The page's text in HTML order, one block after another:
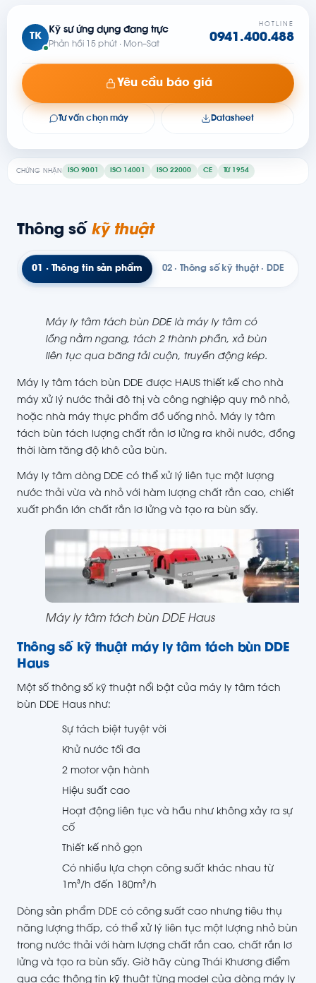
CHỨNG NHẬN ISO 9001 ISO 14001 ISO 22000 CE Từ 1954
TK
Kỹ sư ứng dụng đang trực
Phản hồi 15 phút · Mon–Sat
HOTLINE
0941.400.488
Yêu cầu báo giá
Tư vấn chọn máy Datasheet
Thông số kỹ thuật
01 · Thông tin sản phẩm 02 · Thông số kỹ thuật · DDE
Máy ly tâm tách bùn DDE là máy ly tâm có
lồng nằm ngang, tách 2 thành phần, xả bùn
liên tục qua băng tải cuộn, truyền động kép.
Máy ly tâm tách bùn DDE được HAUS thiết kế cho nhà
máy xử lý nước thải đô thị và công nghiệp quy mô nhỏ,
hoặc nhà máy thực phẩm đồ uống nhỏ. Máy ly tâm
tách bùn tách lượng chất rắn lơ lửng ra khỏi nước, đồng
thời làm tăng độ khô của bùn.
Máy ly tâm dòng DDE có thể xử lý liên tục một lượng
nước thải vừa và nhỏ với hàm lượng chất rắn cao, chiết
xuất phần lớn chất rắn lơ lửng và tạo ra bùn sấy.
Máy ly tâm tách bùn DDE Haus
Thông số kỹ thuật máy ly tâm tách bùn DDE
Haus
Một số thông số kỹ thuật nổi bật của máy ly tâm tách
bùn DDE Haus như:
Sự tách biệt tuyệt vời
Khử nước tối đa
2 motor vận hành
Hiệu suất cao
Hoạt động liên tục và hầu như không xảy ra sự
cố
Thiết kế nhỏ gọn
Có nhiều lựa chọn công suất khác nhau từ
1m³/h đến 180m³/h
Dòng sản phẩm DDE có công suất cao nhưng tiêu thụ
năng lượng thấp, có thể xử lý liên tục một lượng nhỏ bùn
trong nước thải với hàm lượng chất rắn cao, chất rắn lơ
lửng và tạo ra bùn sấy. Giờ hãy cùng Thái Khương điểm
qua các thông tin kỹ thuật từng model của dòng máy ly